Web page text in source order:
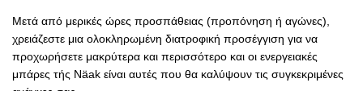
Μετά από μερικές ώρες προσπάθειας (προπόνηση ή αγώνες),
χρειάζεστε μια ολοκληρωμένη διατροφική προσέγγιση για να
προχωρήσετε μακρύτερα και περισσότερο και οι ενεργειακές
μπάρες τής Näak είναι αυτές που θα καλύψουν τις συγκεκριμένες